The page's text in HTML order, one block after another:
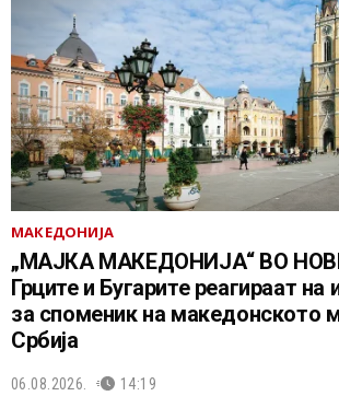
МАКЕДОНИЈА
„МАЈКА МАКЕДОНИЈА“ ВО
Грците и Бугарите реагираат на
за споменик на македонското
Србија
06.08.2026. 14:19